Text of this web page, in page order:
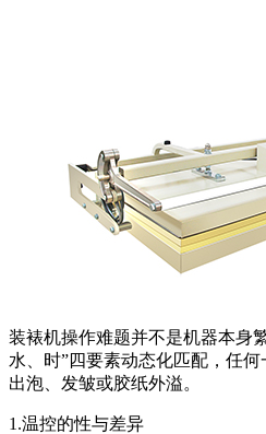
装裱机操作难题并不是机器本身
水、时”四要素动态化匹配，任
出泡、发皱或胶纸外溢。
1.温控的性与差异